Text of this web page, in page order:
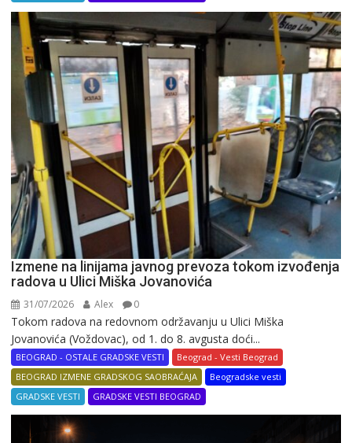
Izmene na linijama javnog prevoza tokom izvođenja
radova u Ulici Miška Jovanovića
31/07/2026 Alex 0
Tokom radova na redovnom održavanju u Ulici Miška
Jovanovića (Voždovac), od 1. do 8. avgusta doći...
BEOGRAD - OSTALE GRADSKE VESTI
Beograd - Vesti Beograd
BEOGRAD IZMENE GRADSKOG SAOBRAĆAJA
Beogradske vesti
GRADSKE VESTI
GRADSKE VESTI BEOGRAD